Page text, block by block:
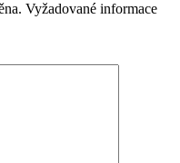
Vyžadované informace